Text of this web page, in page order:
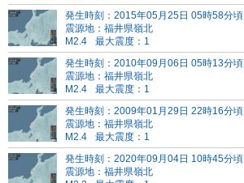
発生時刻：2015年05月25日 05時58分頃
震源地：福井県嶺北
M2.4
最大震度：1
発生時刻：2010年09月06日 05時13分頃
震源地：福井県嶺北
M2.4
最大震度：1
発生時刻：2009年01月29日 22時16分頃
震源地：福井県嶺北
M2.4
最大震度：1
発生時刻：2020年09月04日 10時45分頃
震源地：福井県嶺北